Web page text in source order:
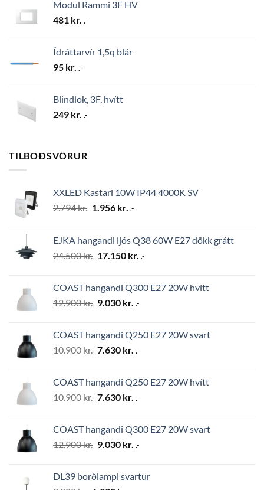
Modul Rammi 3F HV
481 kr. .-
Ídráttarvír 1,5q blár
95 kr. .-
Blindlok, 3F, hvítt
249 kr. .-
TILBOÐSVÖRUR
XXLED Kastari 10W IP44 4000K SV
2.794kr. Original
2.794 kr..
1.956 kr. Current
1.956 kr..
.-
EJKA hangandi ljós Q38 60W E27 dökk grátt
24.500kr. Original
24.500 kr..
17.150 kr. Current
17.150 kr..
.-
COAST hangandi Q300 E27 20W hvítt
12.900kr. Original
12.900 kr..
9.030 kr. Current
9.030 kr..
.-
COAST hangandi Q250 E27 20W svart
10.900kr. Original
10.900 kr..
7.630 kr. Current
7.630 kr..
.-
COAST hangandi Q250 E27 20W hvítt
10.900kr. Original
10.900 kr..
7.630 kr. Current
7.630 kr..
.-
COAST hangandi Q300 E27 20W svart
12.900kr. Original
12.900 kr..
9.030 kr. Current
9.030 kr..
.-
DL39 borðlampi svartur